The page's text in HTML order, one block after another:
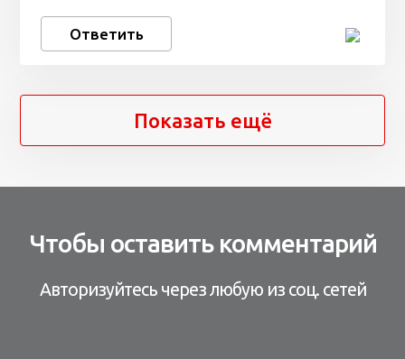
Ответить
Показать ещё
Чтобы оставить комментарий
Авторизуйтесь через любую из соц. сетей